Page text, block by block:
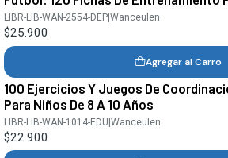
LIBR-LIB-WAN-2554-DEP |Wanceulen
$25.900
Agregar al Carro
100 Ejercicios Y Juegos De
Para Niños De 8 A 10 Años
LIBR-LIB-WAN-1014-EDU|Wanceulen
$22.900